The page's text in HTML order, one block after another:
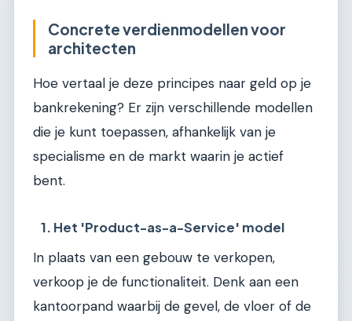
Concrete verdienmodellen voor
architecten
Hoe vertaal je deze principes naar geld op je
bankrekening? Er zijn verschillende modellen
die je kunt toepassen, afhankelijk van je
specialisme en de markt waarin je actief
bent.
1. Het 'Product-as-a-Service' model
In plaats van een gebouw te verkopen,
verkoop je de functionaliteit. Denk aan een
kantoorpand waarbij de gevel, de vloer of de